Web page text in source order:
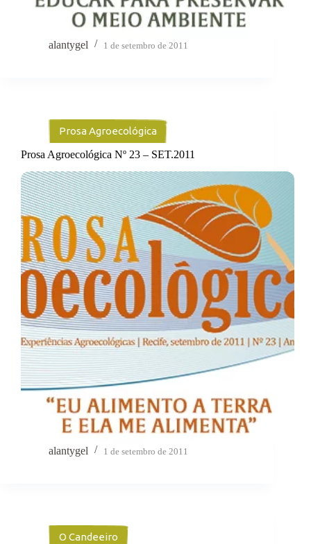
alantygel 1 de setembro de 2011
Prosa Agroecológica
Prosa Agroecológica Nº 23 – SET.2011
alantygel 1 de setembro de 2011
O Candeeiro